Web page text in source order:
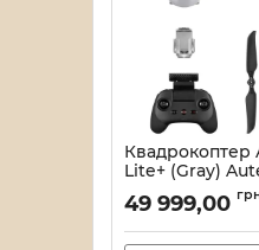
Квадрокоптер
Lite+ (Gray)
Артикул:21_11830/
49 999,00